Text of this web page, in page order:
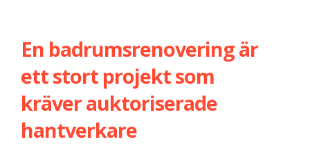
En badrumsrenovering är
ett stort projekt som
kräver auktoriserade
hantverkare